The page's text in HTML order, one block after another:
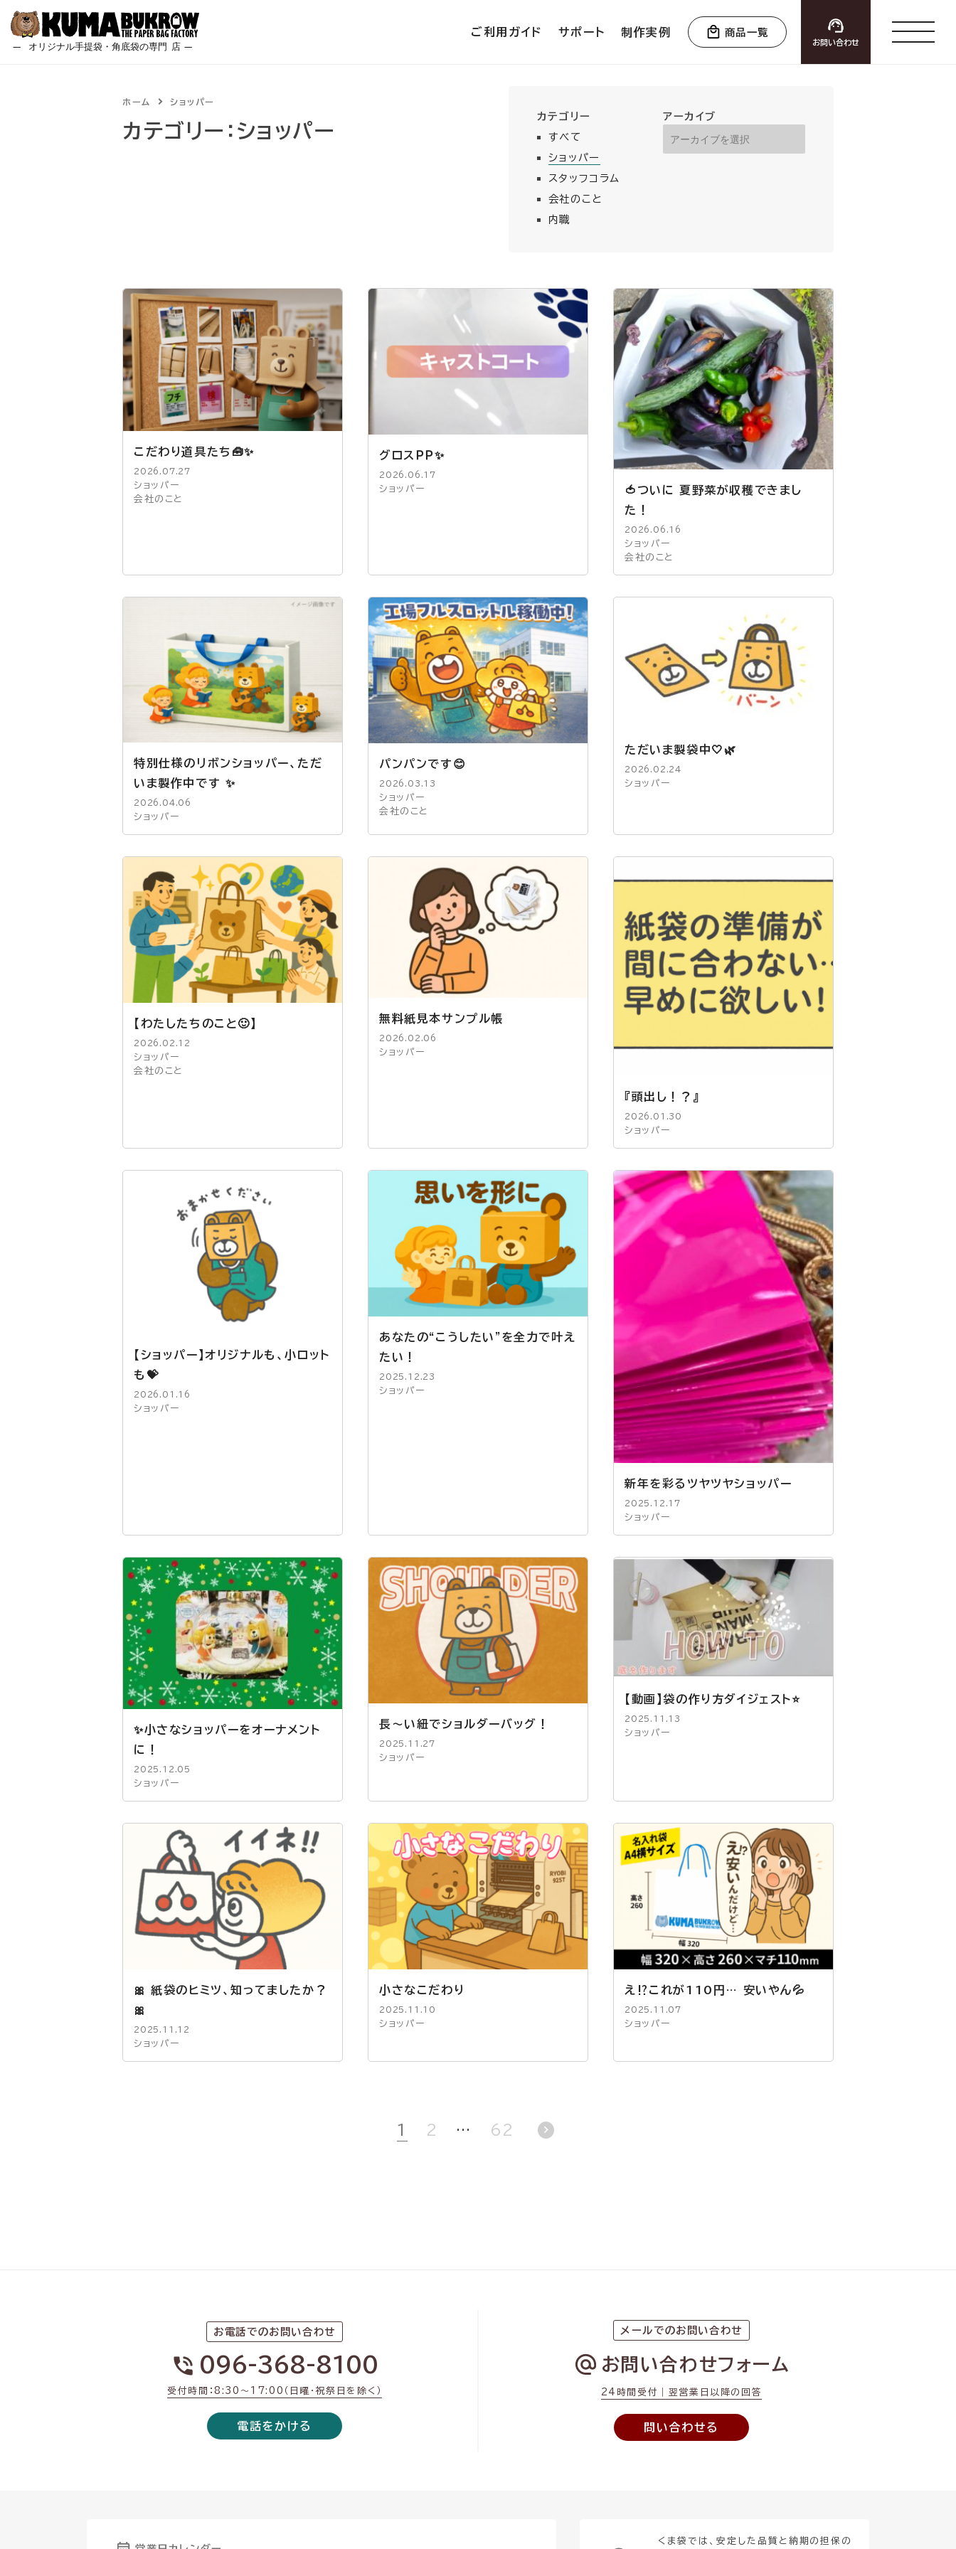
to
content
ご利用ガイド サポート 制作実例 商品一覧
お問い合わせ
ホーム ショッパー
カテゴリー： ショッパー
カテゴリー
すべて
ショッパー
スタッフコラム
会社のこと
内職
アーカイブ
こだわり道具たち🧰✨
2026.07.27
ショッパー
会社のこと
グロスＰＰ✨
2026.06.17
ショッパー
🍅ついに 夏野菜が収穫できまし
た！
2026.06.16
ショッパー
会社のこと
特別仕様のリボンショッパー、ただ
いま製作中です ✨
2026.04.06
ショッパー
パンパンです😊
2026.03.13
ショッパー
会社のこと
ただいま製袋中🤍🌿
2026.02.24
ショッパー
【わたしたちのこと🙂】
2026.02.12
ショッパー
会社のこと
無料紙見本サンプル帳
2026.02.06
ショッパー
『頭出し！？』
2026.01.30
ショッパー
【ショッパー】オリジナルも、小ロット
も💝
2026.01.16
ショッパー
あなたの“こうしたい”を全力で叶え
たい！
2025.12.23
ショッパー
新年を彩るツヤツヤショッパー
2025.12.17
ショッパー
✨小さなショッパーをオーナメント
に！
2025.12.05
ショッパー
長～い紐でショルダーバッグ！
2025.11.27
ショッパー
【動画】袋の作り方ダイジェスト⭐
2025.11.13
ショッパー
🎀 紙袋のヒミツ、知ってましたか？
🎀
2025.11.12
ショッパー
小さなこだわり
2025.11.10
ショッパー
え⁉これが110円… 安いやん💦
2025.11.07
ショッパー
1 2 … 62 chevron_right
お電話でのお問い合わせ
096-368-8100
受付時間：8:30〜17:00（日曜・祝祭日を除く）
電話をかける
メールでのお問い合わせ
お問い合わせフォーム
24時間受付｜翌営業日以降の回答
問い合わせる
くま袋では、安定した品質と納期の担保の